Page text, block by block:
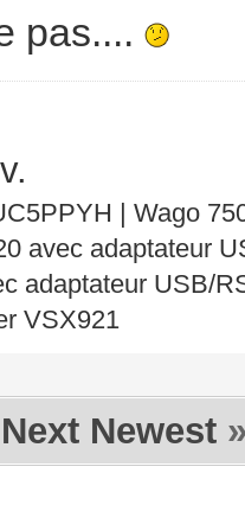
pas....
| Wago
avec adaptateur
adaptateur USB/
VSX921
Next Newest